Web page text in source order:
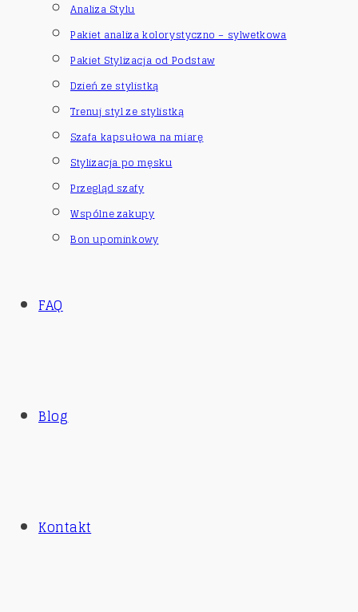
Analiza Stylu
Pakiet analiza kolorystyczno – sylwetkowa
Pakiet Stylizacja od Podstaw
Dzień ze stylistką
Trenuj styl ze stylistką
Szafa kapsułowa na miarę
Stylizacja po męsku
Przegląd szafy
Wspólne zakupy
Bon upominkowy
FAQ
Blog
Kontakt